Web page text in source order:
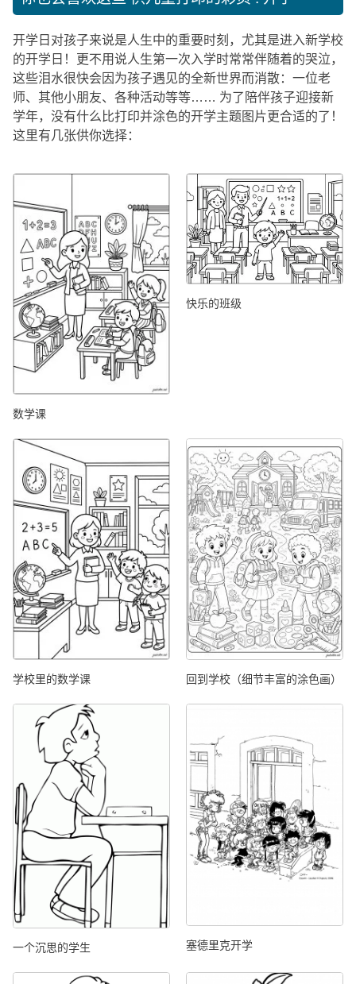
开学日对孩子来说是人生中的重要时刻，尤其是进入新学校
的开学日！更不用说人生第一次入学时常常伴随着的哭泣，
这些泪水很快会因为孩子遇见的全新世界而消散：一位老
师、其他小朋友、各种活动等等…… 为了陪伴孩子迎接新
学年，没有什么比打印并涂色的开学主题图片更合适的了！
这里有几张供你选择：
数学课
快乐的班级
学校里的数学课 回到学校（细节丰富的涂色画）
一个沉思的学生 塞德里克开学